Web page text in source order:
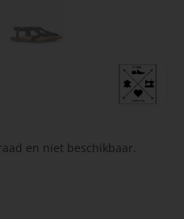
en niet beschikbaar.